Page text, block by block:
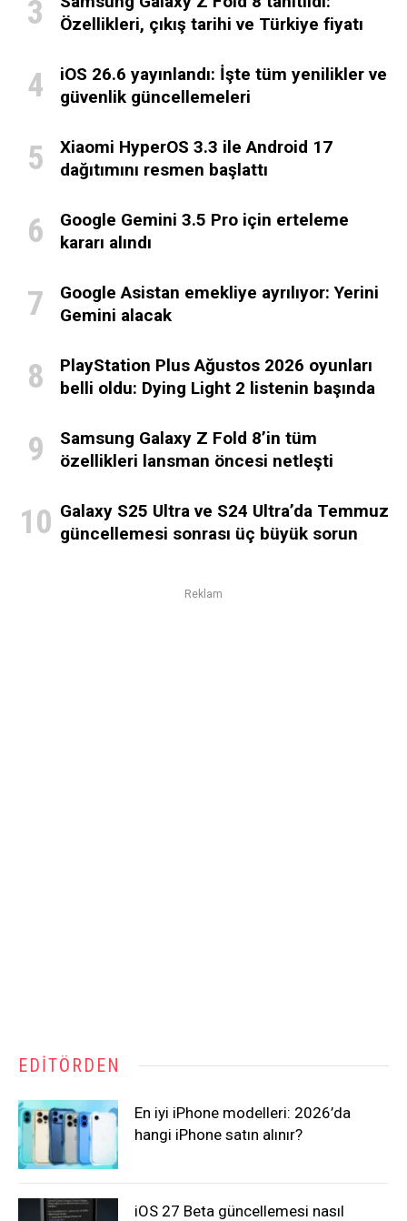
Özellikleri, çıkış tarihi ve Türkiye fiyatı
iOS 26.6 yayınlandı: İşte tüm yenilikler ve
güvenlik güncellemeleri
Xiaomi HyperOS 3.3 ile Android 17
dağıtımını resmen başlattı
Google Gemini 3.5 Pro için erteleme
kararı alındı
Google Asistan emekliye ayrılıyor: Yerini
Gemini alacak
PlayStation Plus Ağustos 2026 oyunları
belli oldu: Dying Light 2 listenin başında
Samsung Galaxy Z Fold 8’in tüm
özellikleri lansman öncesi netleşti
Galaxy S25 Ultra ve S24 Ultra’da Temmuz
güncellemesi sonrası üç büyük sorun
Reklam
EDITÖRDEN
En iyi iPhone modelleri: 2026’da
hangi iPhone satın alınır?
iOS 27 Beta güncellemesi nasıl